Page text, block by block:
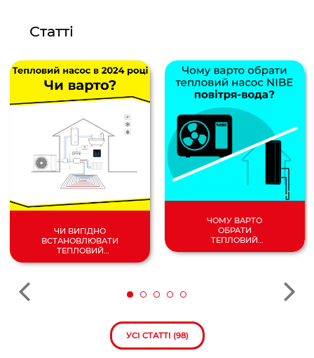
Статті
ЧИ ВИГІДНО
ВСТАНОВЛЮВАТИ
ТЕПЛОВИЙ
ЧОМУ ВАРТО
ОБРАТИ
ТЕПЛОВИЙ
НАСОС
УСІ СТАТТІ (98)